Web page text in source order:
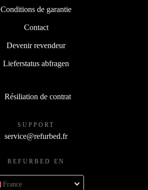
Conditions de garantie
Contact
Devenir revendeur
Lieferstatus abfragen
Résiliation de contrat
SUPPORT
service@refurbed.fr
REFURBED EN
France